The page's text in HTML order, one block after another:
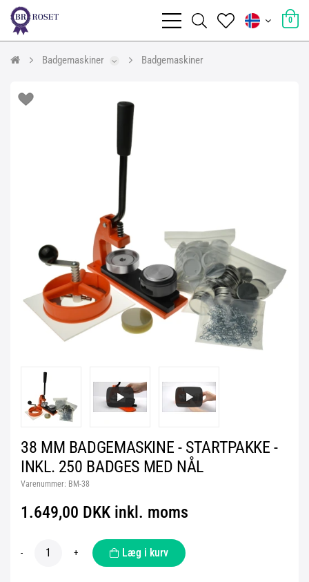
0
Badgemaskiner Badgemaskiner
38 MM BADGEMASKINE - STARTPAKKE -
INKL. 250 BADGES MED NÅL
Varenummer: BM-38
1.649,00 DKK inkl. moms
- + Læg i kurv